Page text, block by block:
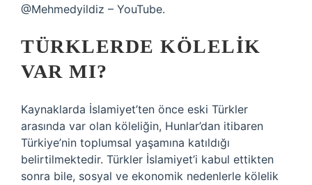
@Mehmedyildiz – YouTube.
TÜRKLERDE KÖLELIK
VAR MI?
Kaynaklarda İslamiyet’ten önce eski Türkler
arasında var olan köleliğin, Hunlar’dan itibaren
Türkiye’nin toplumsal yaşamına katıldığı
belirtilmektedir. Türkler İslamiyet’i kabul ettikten
sonra bile, sosyal ve ekonomik nedenlerle kölelik